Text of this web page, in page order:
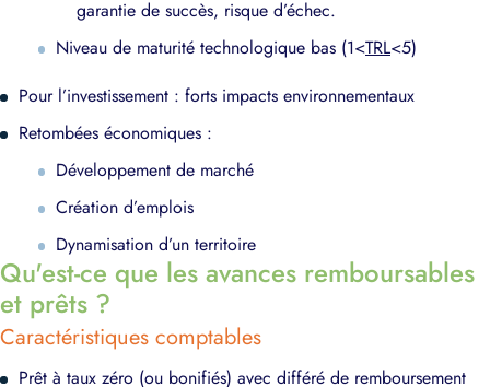
garantie de succès, risque d’échec.
Niveau de maturité technologique bas (1<TRL<5)
Pour l’investissement : forts impacts environnementaux
Retombées économiques :
Développement de marché
Création d’emplois
Dynamisation d’un territoire
Qu'est-ce que les avances remboursables
et prêts ?
Caractéristiques comptables
Prêt à taux zéro (ou bonifiés) avec différé de remboursement